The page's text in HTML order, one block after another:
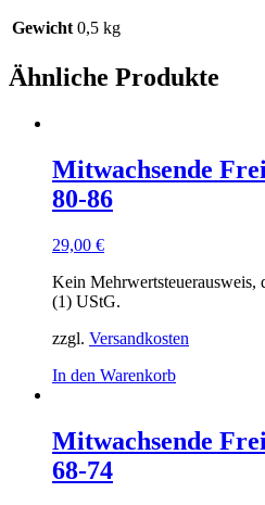
Gewicht 0,5 kg
Ähnliche Produkte
Mitwachsende
80-86
29,00 €
Kein Mehrwertsteuerausweis,
(1) UStG.
zzgl. Versandkosten
In den Warenkorb
Mitwachsende
68-74